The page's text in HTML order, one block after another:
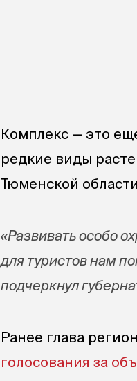
Комплекс — это
редкие виды
Тюменской
«Развивать особо
для туристов нам
подчеркнул
Ранее глава
голосования за